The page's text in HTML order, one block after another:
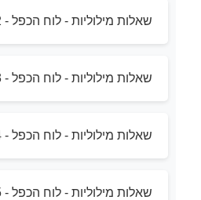
שאלות מילוליות - לוח הכפל - 2
שאלות מילוליות - לוח הכפל - 3
שאלות מילוליות - לוח הכפל - 4
שאלות מילוליות - לוח הכפל - 5